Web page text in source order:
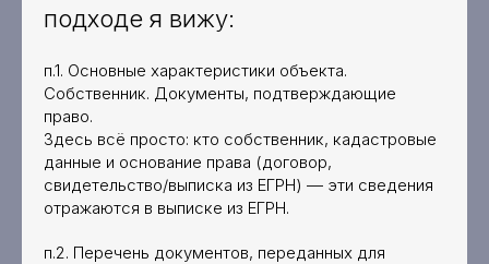
подходе я вижу:
п.1. Основные характеристики объекта.
Собственник. Документы, подтверждающие
право.
Здесь всё просто: кто собственник, кадастровые
данные и основание права (договор,
свидетельство/выписка из ЕГРН) — эти сведения
отражаются в выписке из ЕГРН.
п.2. Перечень документов, переданных для